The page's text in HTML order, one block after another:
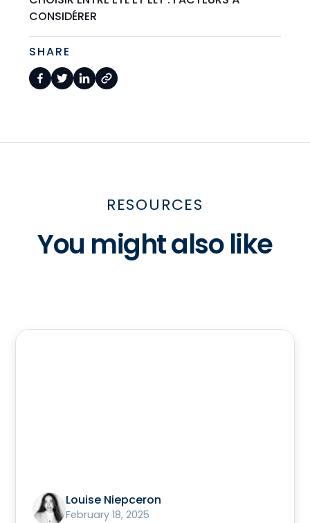
CONSIDÉRER
SHARE
RESOURCES
You might also like
Louise Niepceron
February 18, 2025